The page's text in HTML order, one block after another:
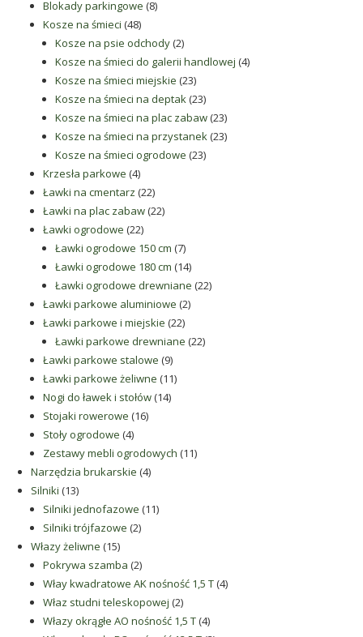
Blokady parkingowe 88
Kosze na śmieci 4848
produktów
Kosze na psie odchody 22
produkty
Kosze na śmieci do galerii handlowej 44
Kosze na śmieci miejskie 2323
produkty
Kosze na śmieci na deptak 2323
produkty
Kosze na śmieci na plac zabaw 2323
produkty
Kosze na śmieci na przystanek 2323
Kosze na śmieci ogrodowe 2323
Krzesła parkowe 44
produkty
Ławki na cmentarz 2222
produkty
Ławki na plac zabaw 2222
Ławki ogrodowe 2222
produkty
Ławki ogrodowe 150 cm 77
produktów
Ławki ogrodowe 180 cm 1414
produktów
Ławki ogrodowe drewniane 2222
Ławki parkowe aluminiowe 22
Ławki parkowe i miejskie 2222
produkty
Ławki parkowe drewniane 2222
Ławki parkowe stalowe 99
produktów
Ławki parkowe żeliwne 1111
Nogi do ławek i stołów 1414
Stojaki rowerowe 1616
Stoły ogrodowe 44
produkty
Zestawy mebli ogrodowych 1111
Narzędzia brukarskie 44
Silniki 1313
produktów
Silniki jednofazowe 1111
Silniki trójfazowe 22
Włazy żeliwne 1515
produktów
Pokrywa szamba 22
produkty
Włay kwadratowe AK nośność 1,5 T 44
Właz studni teleskopowej 22
produkty
Włazy okrągłe AO nośność 1,5 T 44